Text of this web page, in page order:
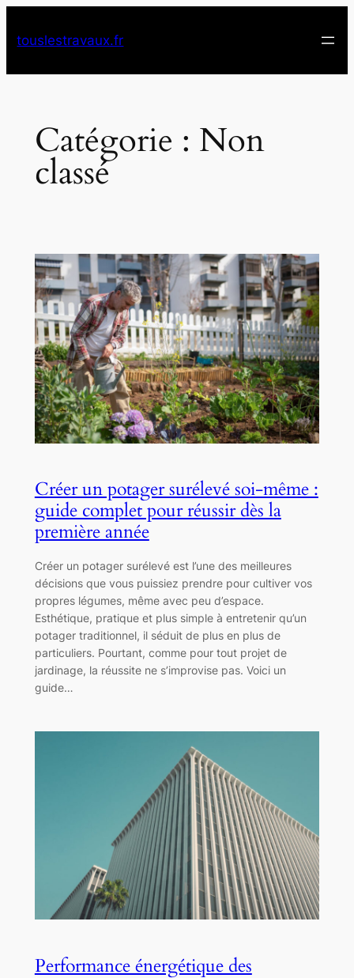
autouslestravaux.fr
Catégorie : Non
classé
Créer un potager surélevé soi-même :
guide complet pour réussir dès la
première année
Créer un potager surélevé est l’une des meilleures
décisions que vous puissiez prendre pour cultiver vos
propres légumes, même avec peu d’espace.
Esthétique, pratique et plus simple à entretenir qu’un
potager traditionnel, il séduit de plus en plus de
particuliers. Pourtant, comme pour tout projet de
jardinage, la réussite ne s’improvise pas. Voici un
guide…
Performance énergétique des